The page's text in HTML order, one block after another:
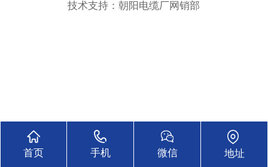
技术支持：朝阳电缆厂网销部
首页 手机 微信 地址